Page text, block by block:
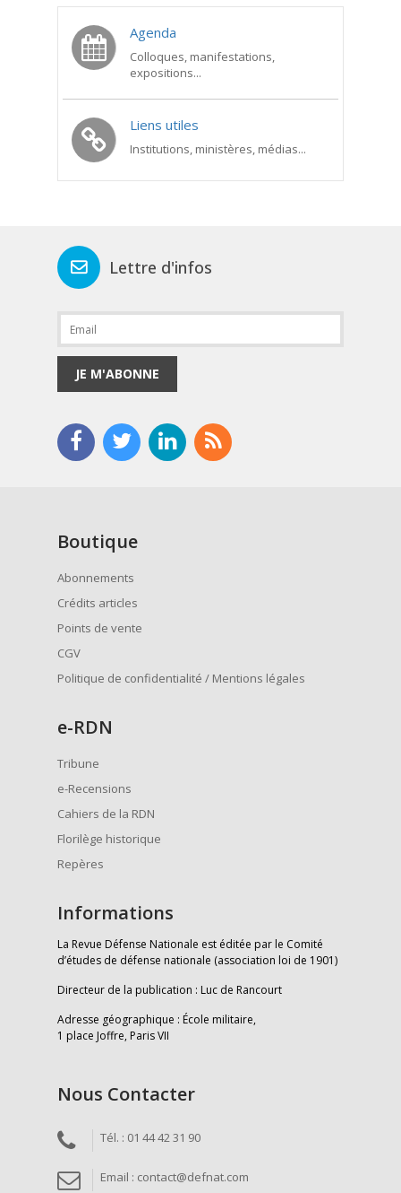
Agenda
Colloques, manifestations,
expositions...
Liens utiles
Institutions, ministères, médias...
Lettre d'infos
JE M'ABONNE
Boutique
Abonnements
Crédits articles
Points de vente
CGV
Politique de confidentialité / Mentions légales
e-RDN
Tribune
e-Recensions
Cahiers de la RDN
Florilège historique
Repères
Informations
La Revue Défense Nationale est éditée par le Comité
d’études de défense nationale (association loi de 1901)
Directeur de la publication : Luc de Rancourt
Adresse géographique : École militaire,
1 place Joffre, Paris VII
Nous Contacter
Tél. : 01 44 42 31 90
Email : contact@defnat.com